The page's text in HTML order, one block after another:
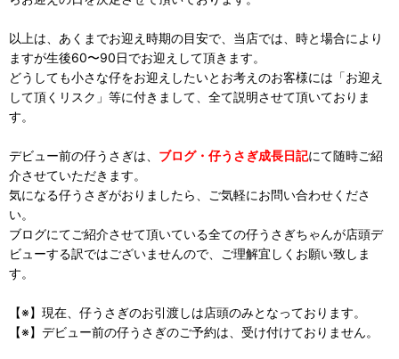
以上は、あくまでお迎え時期の目安で、当店では、時と場合により
ますが生後60〜90日でお迎えして頂きます。
どうしても小さな仔をお迎えしたいとお考えのお客様には「お迎え
して頂くリスク」等に付きまして、全て説明させて頂いておりま
す。
デビュー前の仔うさぎは、 ブログ・仔うさぎ成長日記にて随時ご紹
介させていただきます。
気になる仔うさぎがおりましたら、ご気軽にお問い合わせくださ
い。
ブログにてご紹介させて頂いている全ての仔うさぎちゃんが店頭デ
ビューする訳ではございませんので、ご理解宜しくお願い致しま
す。
【※】現在、仔うさぎのお引渡しは店頭のみとなっております。
【※】デビュー前の仔うさぎのご予約は、受け付けておりません。